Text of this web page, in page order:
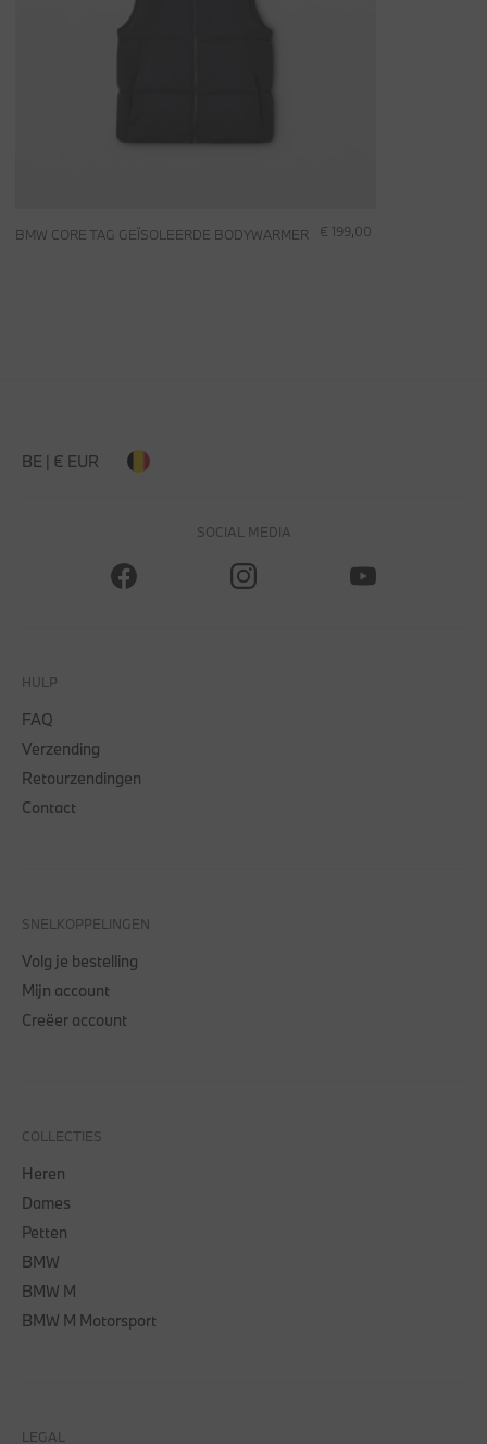
€ 199,00
BMW CORE TAG GEÏSOLEERDE BODYWARMER
BE | € EUR
SOCIAL MEDIA
HULP
FAQ
Verzending
Retourzendingen
Contact
SNELKOPPELINGEN
Volg je bestelling
Mijn account
Creëer account
COLLECTIES
Heren
Dames
Petten
BMW
BMW M
BMW M Motorsport
LEGAL